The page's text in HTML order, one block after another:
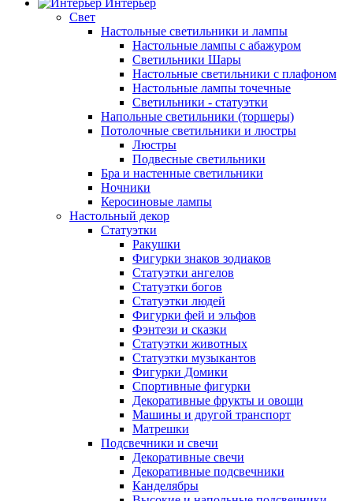
Интерьер
Свет
Настольные светильники и лампы
Настольные лампы с абажуром
Светильники Шары
Настольные светильники с плафоном
Настольные лампы точечные
Светильники - статуэтки
Напольные светильники (торшеры)
Потолочные светильники и люстры
Люстры
Подвесные светильники
Бра и настенные светильники
Ночники
Керосиновые лампы
Настольный декор
Статуэтки
Ракушки
Фигурки знаков зодиаков
Статуэтки ангелов
Статуэтки богов
Статуэтки людей
Фигурки фей и эльфов
Фэнтези и сказки
Статуэтки животных
Статуэтки музыкантов
Фигурки Домики
Спортивные фигурки
Декоративные фрукты и овощи
Машины и другой транспорт
Матрешки
Подсвечники и свечи
Декоративные свечи
Декоративные подсвечники
Канделябры